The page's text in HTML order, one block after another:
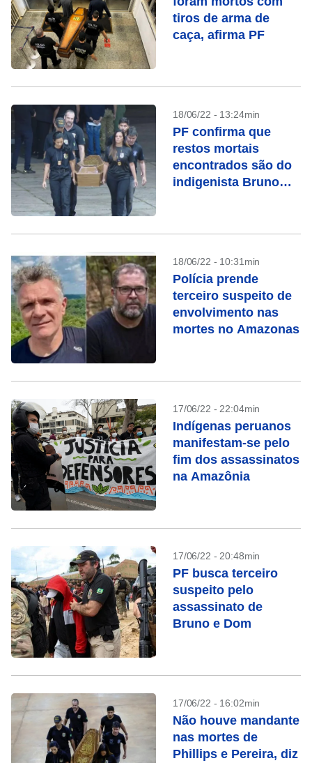
tiros de arma de
caça, afirma PF
18/06/22 - 13:24min
PF confirma que
restos mortais
encontrados são do
indigenista Bruno
18/06/22 - 10:31min
Polícia prende
terceiro suspeito de
envolvimento nas
mortes no Amazonas
17/06/22 - 22:04min
Indígenas peruanos
manifestam-se pelo
fim dos assassinatos
na Amazônia
17/06/22 - 20:48min
PF busca terceiro
suspeito pelo
assassinato de
Bruno e Dom
17/06/22 - 16:02min
Não houve mandante
nas mortes de
Phillips e Pereira, diz